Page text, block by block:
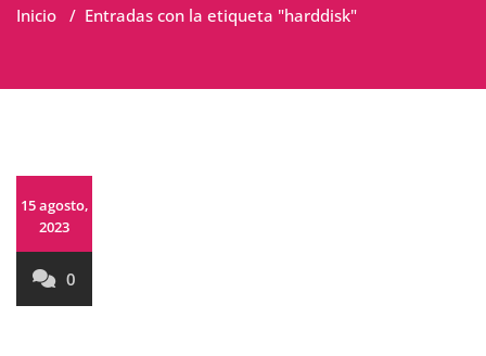
Inicio / Entradas con la etiqueta "harddisk"
15 agosto,
2023
0